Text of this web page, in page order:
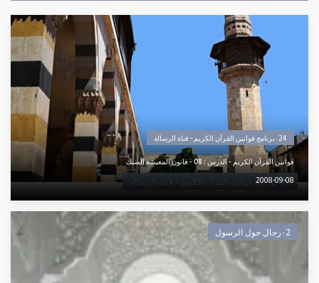
٠24برنامج قوانين القرآن الكريم - قناة الرسالة
٠24برنامج قوانين القرآن الكريم - قناة الرسالة
قوانين القرآن الكريم - الدرس : 08 - قانون المعيشة الضنك
2008-09-08
٠2رجال حول الرسول